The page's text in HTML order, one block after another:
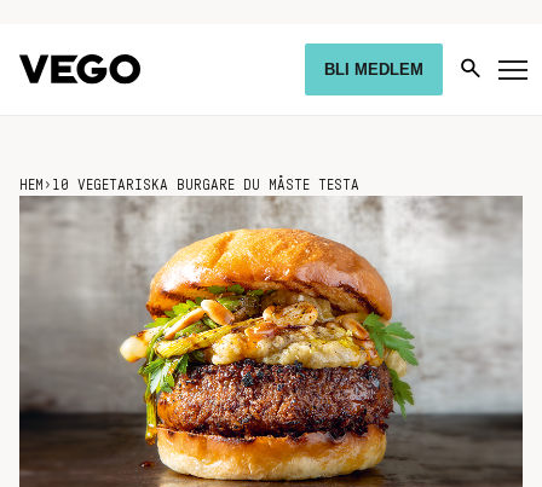
BLI MEDLEM
HEM › 10 VEGETARISKA BURGARE DU MÅSTE TESTA